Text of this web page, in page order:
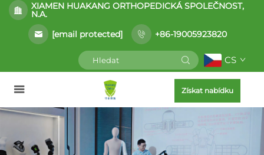
XIAMEN HUAKANG ORTHOPEDICKÁ SPOLEČNOST,
N.A.
[email protected]
+86-19005923820
CS
Získat nabídku